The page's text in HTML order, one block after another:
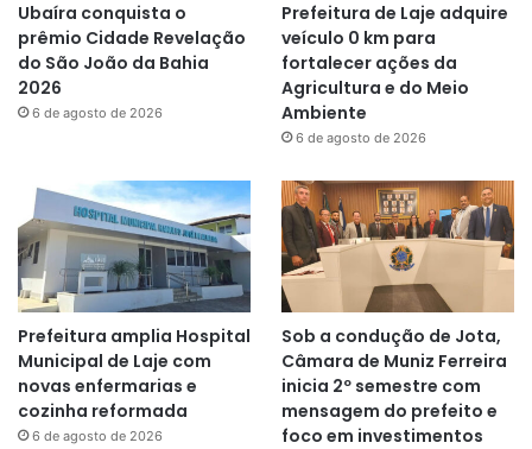
Ubaíra conquista o
prêmio Cidade Revelação
do São João da Bahia
2026
6 de agosto de 2026
Prefeitura de Laje adquire
veículo 0 km para
fortalecer ações da
Agricultura e do Meio
Ambiente
6 de agosto de 2026
Prefeitura amplia Hospital
Municipal de Laje com
novas enfermarias e
cozinha reformada
6 de agosto de 2026
Sob a condução de Jota,
Câmara de Muniz Ferreira
inicia 2º semestre com
mensagem do prefeito e
foco em investimentos